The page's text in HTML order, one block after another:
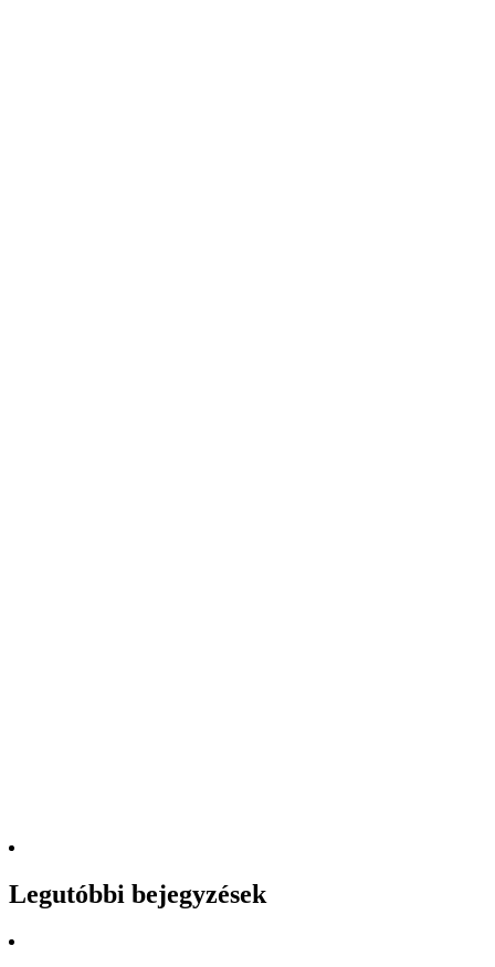
Legutóbbi bejegyzések